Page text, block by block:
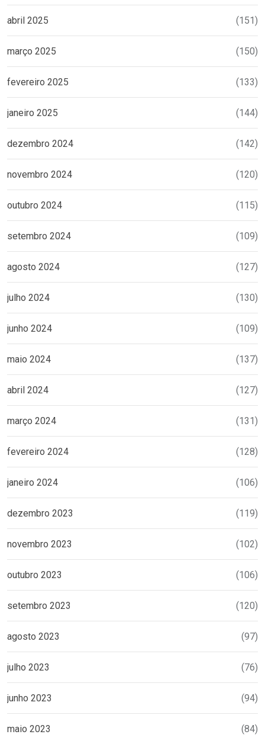
abril 2025 (151)
março 2025 (150)
fevereiro 2025 (133)
janeiro 2025 (144)
dezembro 2024 (142)
novembro 2024 (120)
outubro 2024 (115)
setembro 2024 (109)
agosto 2024 (127)
julho 2024 (130)
junho 2024 (109)
maio 2024 (137)
abril 2024 (127)
março 2024 (131)
fevereiro 2024 (128)
janeiro 2024 (106)
dezembro 2023 (119)
novembro 2023 (102)
outubro 2023 (106)
setembro 2023 (120)
agosto 2023 (97)
julho 2023 (76)
junho 2023 (94)
maio 2023 (84)